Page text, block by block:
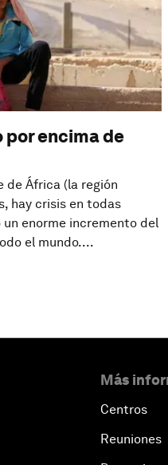
encima de
de África (la región
hay crisis en todas
enorme incremento del
el mundo....
Más
Centros
Reuniones